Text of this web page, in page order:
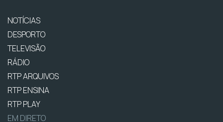
NOTÍCIAS
DESPORTO
TELEVISÃO
RÁDIO
RTP ARQUIVOS
RTP ENSINA
RTP PLAY
EM DIRETO